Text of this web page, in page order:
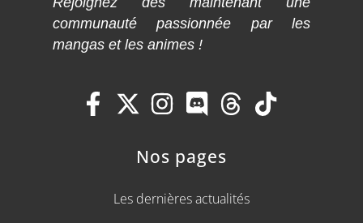
communauté passionnée par les
mangas et les animes !
Nos pages
Les dernières actualités